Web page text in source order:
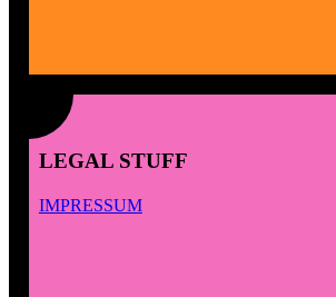
LEGAL STUFF
IMPRESSUM